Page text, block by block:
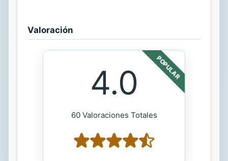
Valoración
POPULAR
4.0
60 Valoraciones Totales